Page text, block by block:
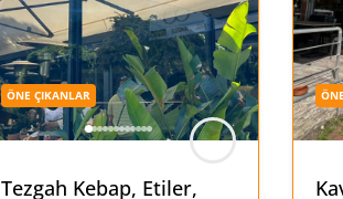
ÖNE ÇIKANLAR
Tezgah Kebap, Etiler,